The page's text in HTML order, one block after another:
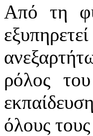
Από τη
ρόλος
όλους τους